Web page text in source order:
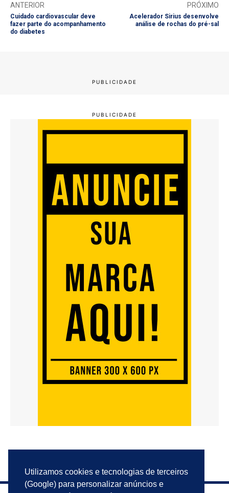
Utilizamos cookies e tecnologias de terceiros
(Google) para personalizar anúncios e
ANTERIOR
Cuidado cardiovascular deve
fazer parte do acompanhamento
do diabetes
PRÓXIMO
Acelerador Sirius desenvolve
análise de rochas do pré-sal